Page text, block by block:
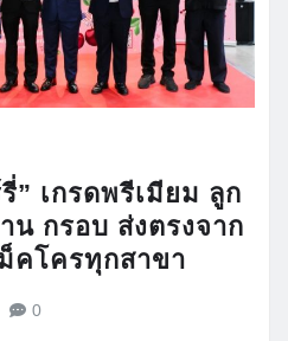
” เกรดพรีเมียม ลูก
กรอบ ส่งตรงจาก
คโครทุกสาขา
0